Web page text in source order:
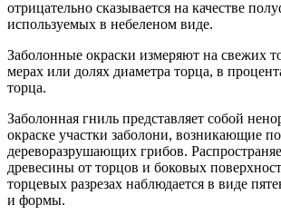
отрицательно сказывается на качестве
используемых в небеленом виде.
Заболонные окраски измеряют на свежих
мерах или долях диаметра торца, в
торца.
Заболонная гниль представляет собой
окраске участки заболони, возникающие
дереворазрушающих грибов.
древесины от торцов и боковых
торцевых разрезах наблюдается в виде
и формы.